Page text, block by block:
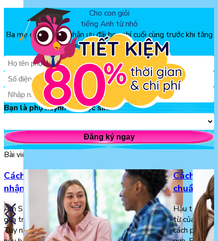
Cho con giỏi
tiếng Anh từ nhỏ
Ba mẹ đăng ký để nhận ưu đãi học phí cuối cùng trước khi tăng
giá, chỉ từ 150k/tháng
Bạn là phụ huynh hay học sinh?
Đăng ký ngay
Bài viết liên quan
Cách phát âm S – Mẹo nhỏ giúp bạn
nhận biết âm S trong câu
Âm S trong tiếng Anh thường bị người học bỏ
qua trong một số trường hợp vì khó phát âm.
Tuy nhiên, việc phát âm S rất quan trọng bởi
Cách
chuẩn
Hậu tố “s”
từ của tiếng
cách phát